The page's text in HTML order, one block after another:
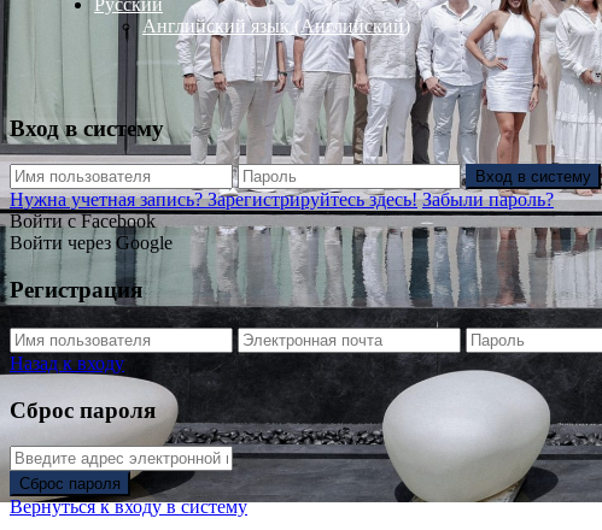
Русский
Английский язык (Английский)
Вход в систему
Вход в систему
Нужна учетная запись? Зарегистрируйтесь здесь! Забыли пароль?
Войти с Facebook
Войти через Google
Регистрация
Назад к входу
Сброс пароля
Сброс пароля
Вернуться к входу в систему